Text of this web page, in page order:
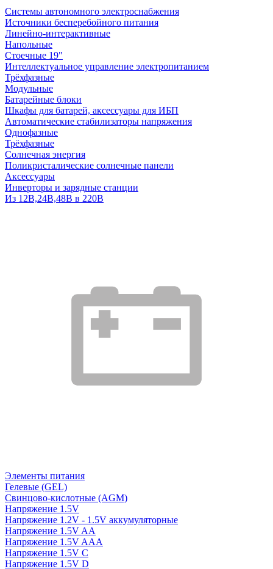
Системы автономного электроснабжения
Источники бесперебойного питания
Линейно-интерактивные
Напольные
Стоечные 19"
Интеллектуальное управление электропитанием
Трёхфазные
Модульные
Батарейные блоки
Шкафы для батарей, аксессуары для ИБП
Автоматические стабилизаторы напряжения
Однофазные
Трёхфазные
Солнечная энергия
Поликристалические солнечные панели
Аксессуары
Инверторы и зарядные станции
Из 12В,24В,48В в 220В
Элементы питания
Гелевые (GEL)
Свинцово-кислотные (AGM)
Напряжение 1.5V
Напряжение 1.2V - 1.5V аккумуляторные
Напряжение 1.5V AA
Напряжение 1.5V AAA
Напряжение 1.5V C
Напряжение 1.5V D